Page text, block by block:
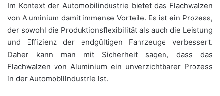
Im Kontext der Automobilindustrie bietet das Flachwalzen
von Aluminium damit immense Vorteile. Es ist ein Prozess,
der sowohl die Produktionsflexibilität als auch die Leistung
und Effizienz der endgültigen Fahrzeuge verbessert.
Daher kann man mit Sicherheit sagen, dass das
Flachwalzen von Aluminium ein unverzichtbarer Prozess
in der Automobilindustrie ist.